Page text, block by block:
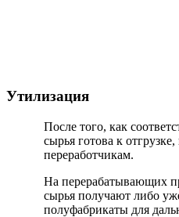
Утилизация
После того, как
сырья готова к
переработчикам.
На перерабатывающих
сырья получают либо
полуфабрикаты для